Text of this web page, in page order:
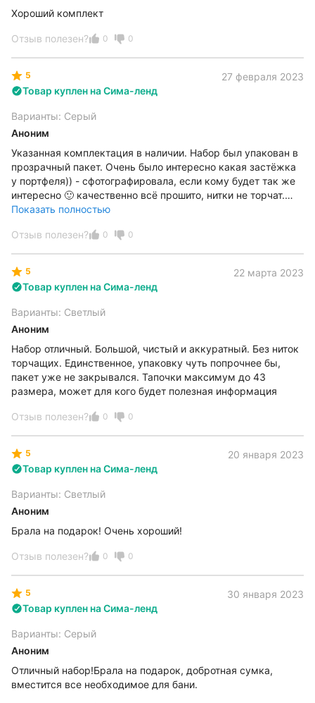
Хороший комплект
Отзыв полезен? 0 0
5
27 февраля 2023
Товар куплен на Сима-ленд
Варианты: Серый
Аноним
Указанная комплектация в наличии. Набор был упакован в
прозрачный пакет. Очень было интересно какая застёжка
у портфеля)) - сфотографировала, если кому будет так же
интересно 🙂 качественно всё прошито, нитки не торчат.
Классный набор! Спасибо продавцу ❤️
Показать полностью
Отзыв полезен? 0 0
5
22 марта 2023
Товар куплен на Сима-ленд
Варианты: Светлый
Аноним
Набор отличный. Большой, чистый и аккуратный. Без ниток
торчащих. Единственное, упаковку чуть попрочнее бы,
пакет уже не закрывался. Тапочки максимум до 43
размера, может для кого будет полезная информация
Отзыв полезен? 0 0
5
20 января 2023
Товар куплен на Сима-ленд
Варианты: Светлый
Аноним
Брала на подарок! Очень хороший!
Отзыв полезен? 0 0
5
30 января 2023
Товар куплен на Сима-ленд
Варианты: Серый
Аноним
Отличный набор!Брала на подарок, добротная сумка,
вместится все необходимое для бани.